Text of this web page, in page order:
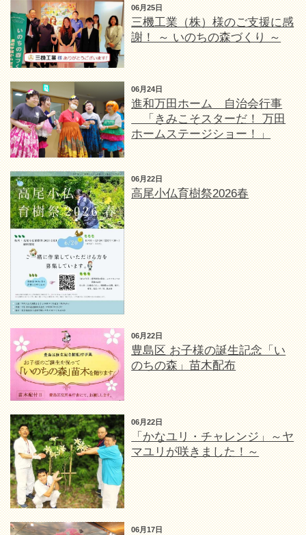
06月25日
三機工業（株）様のご支援に感
謝！ ～ いのちの森づくり ～
06月24日
進和万田ホーム 自治会行事
「きみこそスターだ！ 万田
ホームステージショー！」
06月22日
高尾小仏育樹祭2026春
06月22日
豊島区 お子様の誕生記念「い
のちの森」苗木配布
06月22日
「かなユリ・チャレンジ」～ヤ
マユリが咲きました！～
06月17日